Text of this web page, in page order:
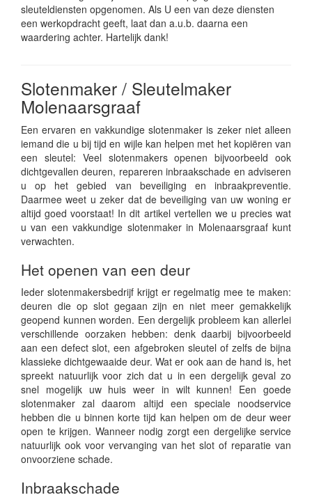
sleuteldiensten opgenomen. Als U een van deze diensten
een werkopdracht geeft, laat dan a.u.b. daarna een
waardering achter. Hartelijk dank!
Slotenmaker / Sleutelmaker
Molenaarsgraaf
Een ervaren en vakkundige slotenmaker is zeker niet alleen
iemand die u bij tijd en wijle kan helpen met het kopiëren van
een sleutel: Veel slotenmakers openen bijvoorbeeld ook
dichtgevallen deuren, repareren inbraakschade en adviseren
u op het gebied van beveiliging en inbraakpreventie.
Daarmee weet u zeker dat de beveiliging van uw woning er
altijd goed voorstaat! In dit artikel vertellen we u precies wat
u van een vakkundige slotenmaker in Molenaarsgraaf kunt
verwachten.
Het openen van een deur
Ieder slotenmakersbedrijf krijgt er regelmatig mee te maken:
deuren die op slot gegaan zijn en niet meer gemakkelijk
geopend kunnen worden. Een dergelijk probleem kan allerlei
verschillende oorzaken hebben: denk daarbij bijvoorbeeld
aan een defect slot, een afgebroken sleutel of zelfs de bijna
klassieke dichtgewaaide deur. Wat er ook aan de hand is, het
spreekt natuurlijk voor zich dat u in een dergelijk geval zo
snel mogelijk uw huis weer in wilt kunnen! Een goede
slotenmaker zal daarom altijd een speciale noodservice
hebben die u binnen korte tijd kan helpen om de deur weer
open te krijgen. Wanneer nodig zorgt een dergelijke service
natuurlijk ook voor vervanging van het slot of reparatie van
onvoorziene schade.
Inbraakschade